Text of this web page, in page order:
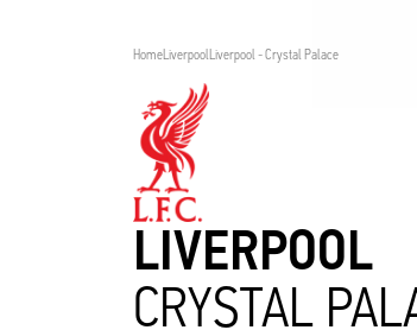
HomeLiverpoolLiverpool - Crystal Palace
LIVERPOOL
CRYSTAL